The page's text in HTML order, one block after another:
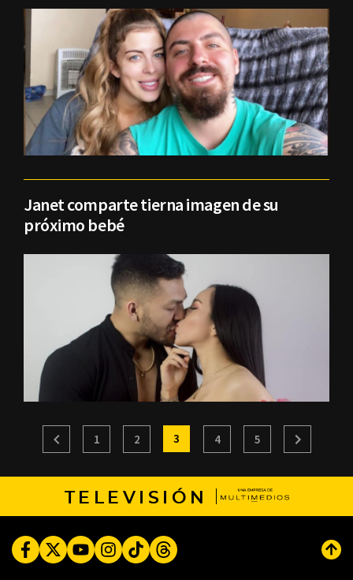
Janet comparte tierna imagen de su
próximo bebé
1 2 3 4 5
TELEVISIÓN
FacebookTwitterYoutubeInstagram
TikTokThreads